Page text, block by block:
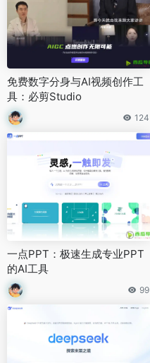
免费数字分身与AI视频创作工
具：必剪Studio
124
一点PPT：极速生成专业PPT
的AI工具
99